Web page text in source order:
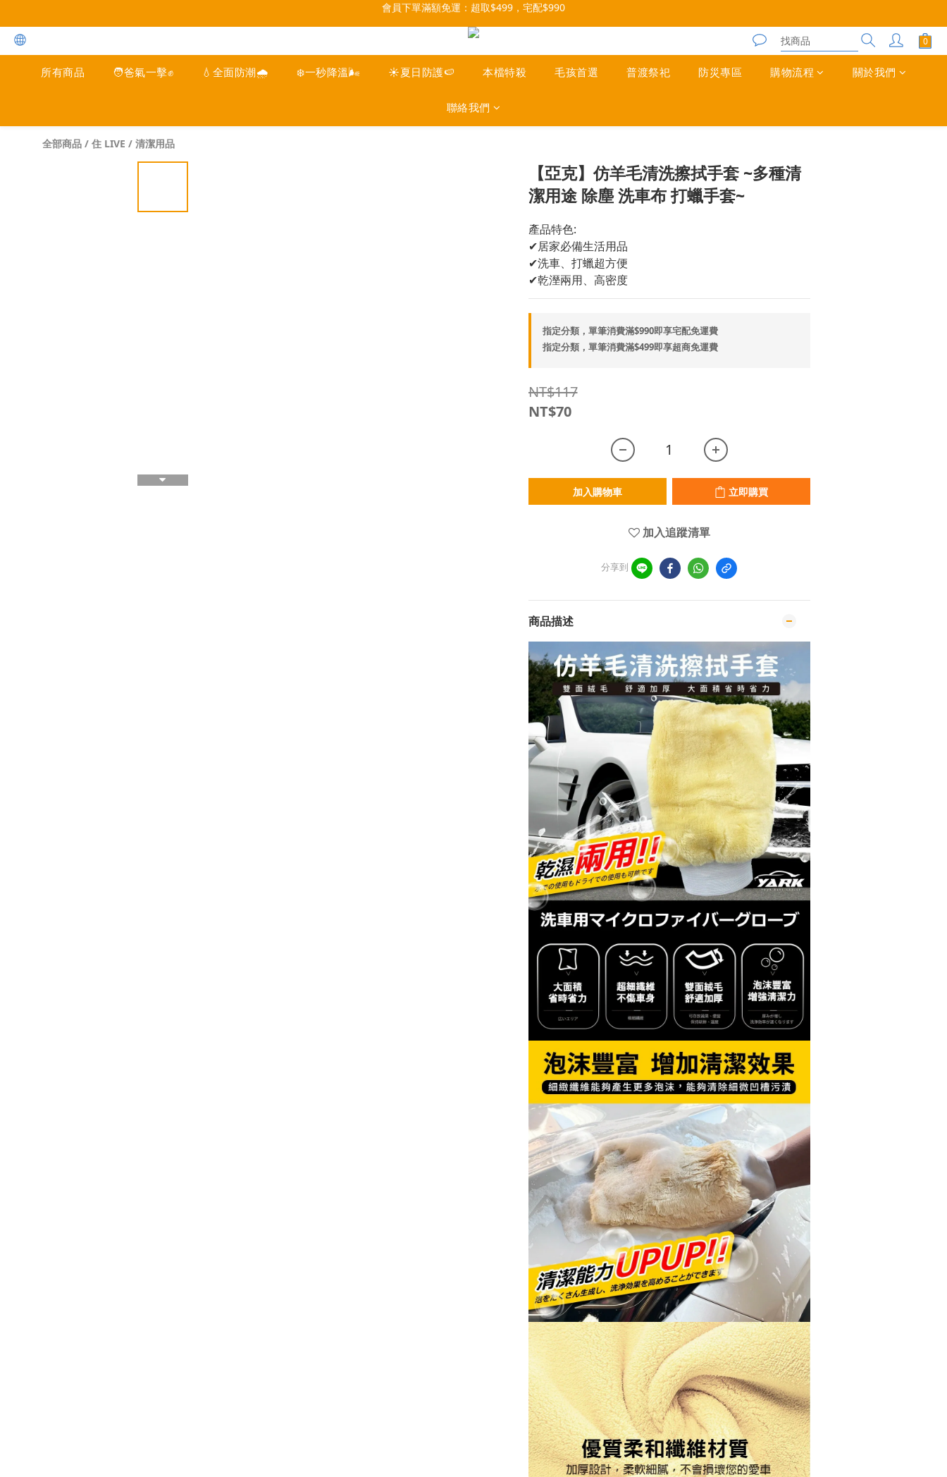
每月9號會員日，消費點數3倍送！把握機會，趕緊下單！
07/28-08/31 爸氣一擊・限時開搶
每月9號會員日，消費點數3倍送！把握機會，趕緊下單！
所有商品 🧑爸氣一擊✊ 💧全面防潮🌧️ ❄️一秒降溫🌬️ ☀️夏日防護🍉 本檔特殺 毛孩首選 普渡祭祀 防災專區 購物流程 關於我們
聯絡我們
全部商品 / 住 LIVE / 清潔用品
【亞克】仿羊毛清洗擦拭手套 ~多種清
潔用途 除塵 洗車布 打蠟手套~
產品特色:
✔居家必備生活用品
✔洗車、打蠟超方便
✔乾溼兩用、高密度
指定分類，單筆消費滿$990即享宅配免運費
指定分類，單筆消費滿$499即享超商免運費
NT$117
NT$70
加入購物車 立即購買
加入追蹤清單
分享到
商品描述